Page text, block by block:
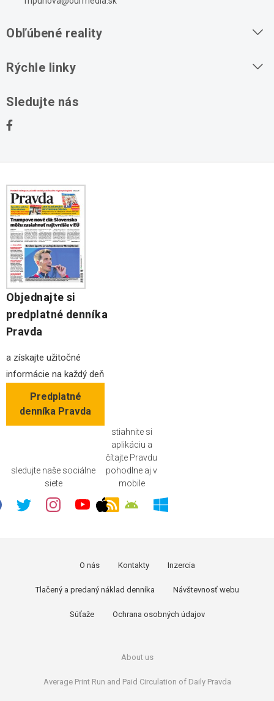
Obľúbené reality
Domy na predaj
Stavebné pozemky
Rýchle linky
Sledujte nás
Objednajte si
predplatné denníka
Pravda
a získajte užitočné
informácie na každý deň
Predplatné
denníka Pravda
sledujte naše sociálne
siete
stiahnite si
aplikáciu a
čítajte Pravdu
pohodlne aj v
mobile
O nás Kontakty Inzercia
Tlačený a predaný náklad denníka Návštevnosť webu
Súťaže Ochrana osobných údajov
About us
Average Print Run and Paid Circulation of Daily Pravda